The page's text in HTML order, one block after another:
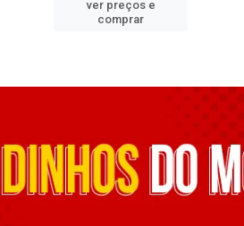
ver preços e
comprar